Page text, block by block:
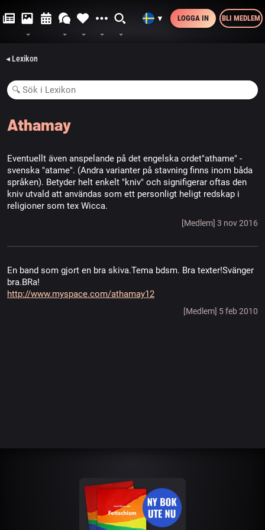
▼ LOGGA IN BLI MEDLEM
◂ Lexikon
Athamay
Eventuellt även anspelande på det engelska ordet"athame" -
svenska "atame". (Andra varianter på stavning finns inom båda
språken). Betyder helt enkelt "kniv" och signifigerar oftas den
kniv utvald att användas som ett personligt heligt redskap i
religioner som tex Wicca.
[Medlem] 3 nov 2016
En band som gjort en bra skiva.Tema bdsm. Bra texter!Svänger
bra.BRa!
http://www.myspace.com/athamay12
[Medlem] 5 feb 2010